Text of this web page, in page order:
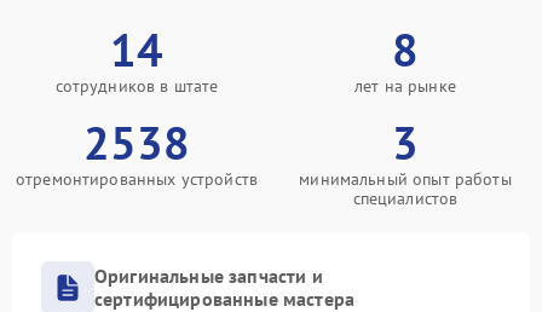
14
сотрудников в штате
8
лет на рынке
2538
отремонтированных устройств
3
минимальный опыт работы
специалистов
Оригинальные запчасти и
сертифицированные мастера